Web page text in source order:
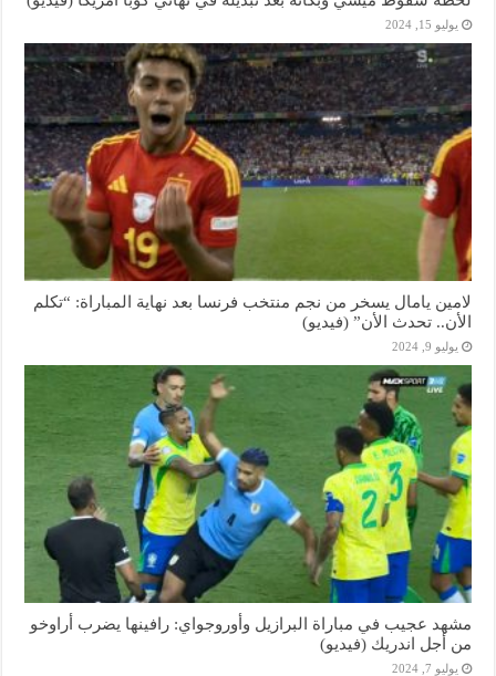
يوليو 15, 2024
لامين يامال يسخر من نجم منتخب فرنسا بعد نهاية المباراة: “تكلم
الأن.. تحدث الأن” (فيديو)
يوليو 9, 2024
مشهد عجيب في مباراة البرازيل وأوروجواي: رافينها يضرب أراوخو
من أجل اندريك (فيديو)
يوليو 7, 2024